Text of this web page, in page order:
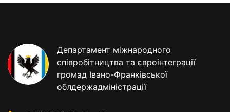
Департамент міжнародного
співробітництва та євроінтеграції
громад Івано-Франківської
облдержадміністрації